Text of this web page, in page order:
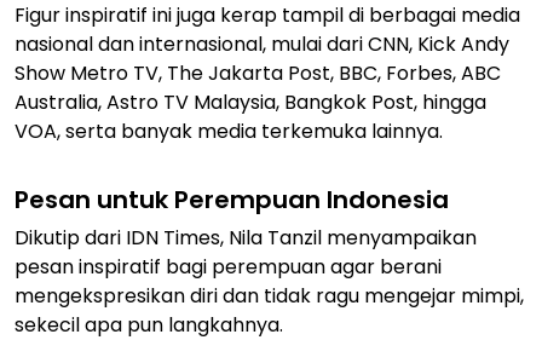
Figur inspiratif ini juga kerap tampil di berbagai media
nasional dan internasional, mulai dari CNN, Kick Andy
Show Metro TV, The Jakarta Post, BBC, Forbes, ABC
Australia, Astro TV Malaysia, Bangkok Post, hingga
VOA, serta banyak media terkemuka lainnya.
Pesan untuk Perempuan Indonesia
Dikutip dari IDN Times, Nila Tanzil menyampaikan
pesan inspiratif bagi perempuan agar berani
mengekspresikan diri dan tidak ragu mengejar mimpi,
sekecil apa pun langkahnya.